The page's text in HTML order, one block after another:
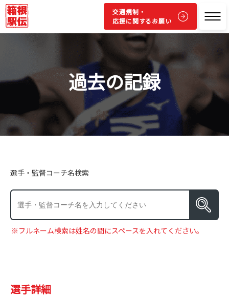
交通規制・
応援に関するお願い
過去の記録
選手・監督コーチ名検索
※フルネーム検索は姓名の間にスペースを入れてください。
選手詳細